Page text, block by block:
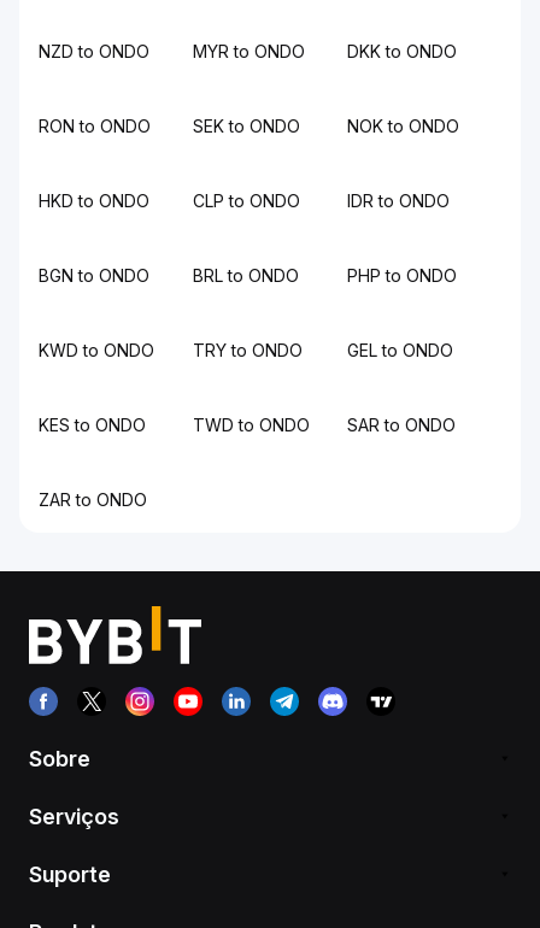
NZD to ONDO MYR to ONDO DKK to ONDO
RON to ONDO SEK to ONDO NOK to ONDO
HKD to ONDO CLP to ONDO IDR to ONDO
BGN to ONDO BRL to ONDO PHP to ONDO
KWD to ONDO TRY to ONDO GEL to ONDO
KES to ONDO TWD to ONDO SAR to ONDO
ZAR to ONDO
Sobre
Serviços
Suporte